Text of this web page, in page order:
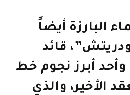
البارزة أيضاً
قائد
وأحد أبرز نجوم خط
الأخير، والذي